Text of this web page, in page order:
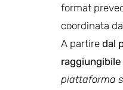
format
coordinata
A partire dal
piattaforma